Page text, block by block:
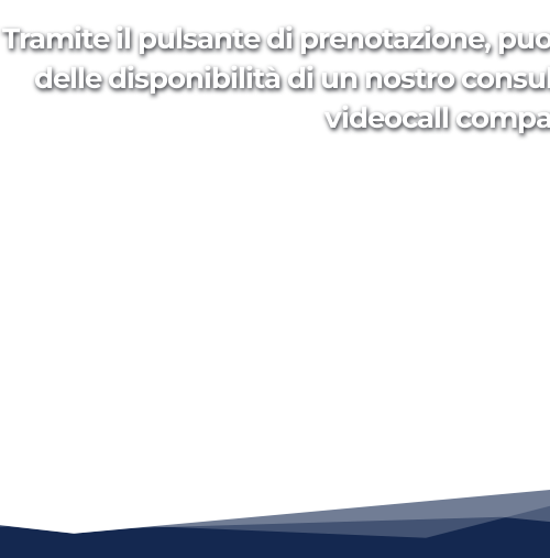
Tramite il pulsante di prenotazione,
delle disponibilità di un nostro
videocall